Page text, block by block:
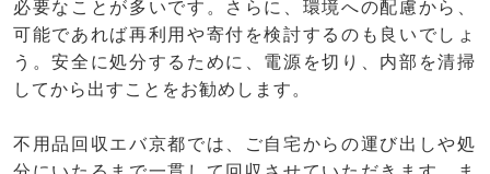
必要なことが多いです。さらに、環境への配慮から、
可能であれば再利用や寄付を検討するのも良いでしょ
う。安全に処分するために、電源を切り、内部を清掃
してから出すことをお勧めします。
不用品回収エバ京都では、ご自宅からの運び出しや処